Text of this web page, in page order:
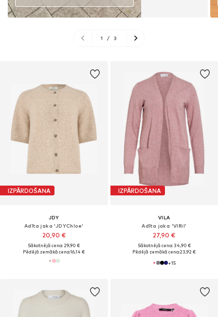
IZPĀRDOŠANA
JDY
Adīta jaka 'JDYChloe'
20,90 €
Sākotnējā cena: 29,90 €
Pēdējā zemākā cena:16,14 €
1 / 3
IZPĀRDOŠANA
VILA
Adīta jaka 'VIRil'
27,90 €
Sākotnējā cena: 34,90 €
Pēdējā zemākā cena:23,92 €
+15